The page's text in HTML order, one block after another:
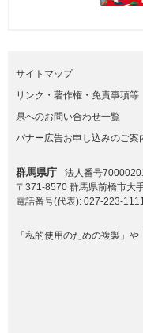
サイトマップ
リンク・著作権・免責事項等
県へのお問い合わせ一覧
バナー広告お申し込みのご案
群馬県庁
法人番号
〒371-8570 群馬県前橋市大
電話番号(代表): 027-223-
「私的使用のための複製」